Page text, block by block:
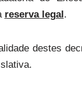
reserva legal.
destes